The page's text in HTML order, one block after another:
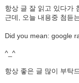
항상 글 잘 읽고 있다
근데, 오늘 내용중 첨듣
Did you mean: google
^_^
항상 좋은 글 많이 부탁